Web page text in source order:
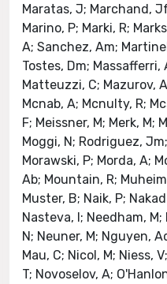
Maratas, J; Marchand,
Marino, P; Marki, R;
A; Sanchez, Am;
Tostes, Dm; Massafferri,
Matteuzzi, C; Mazurov,
Mcnab, A; Mcnulty, R;
F; Meissner, M; Merk, M;
Moggi, N; Rodriguez,
Morawski, P; Morda, A;
Ab; Mountain, R;
Muster, B; Naik, P;
Nasteva, I; Needham,
N; Neuner, M; Nguyen,
Mau, C; Nicol, M; Niess,
T; Novoselov, A;